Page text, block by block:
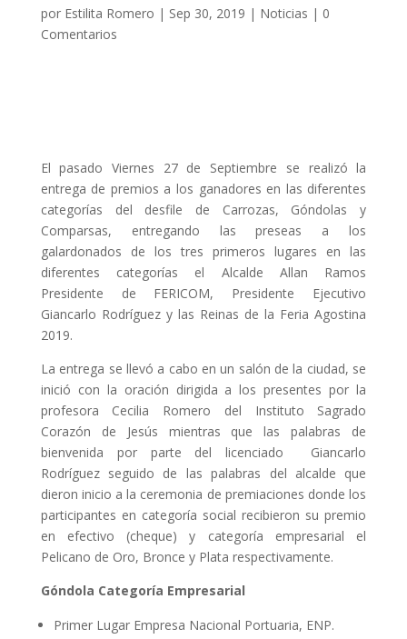
por Estilita Romero | Sep 30, 2019 | Noticias | 0
Comentarios
El pasado Viernes 27 de Septiembre se realizó la
entrega de premios a los ganadores en las diferentes
categorías del desfile de Carrozas, Góndolas y
Comparsas, entregando las preseas a los
galardonados de los tres primeros lugares en las
diferentes categorías el Alcalde Allan Ramos
Presidente de FERICOM, Presidente Ejecutivo
Giancarlo Rodríguez y las Reinas de la Feria Agostina
2019.
La entrega se llevó a cabo en un salón de la ciudad, se
inició con la oración dirigida a los presentes por la
profesora Cecilia Romero del Instituto Sagrado
Corazón de Jesús mientras que las palabras de
bienvenida por parte del licenciado Giancarlo
Rodríguez seguido de las palabras del alcalde que
dieron inicio a la ceremonia de premiaciones donde los
participantes en categoría social recibieron su premio
en efectivo (cheque) y categoría empresarial el
Pelicano de Oro, Bronce y Plata respectivamente.
Góndola Categoría Empresarial
Primer Lugar Empresa Nacional Portuaria, ENP.